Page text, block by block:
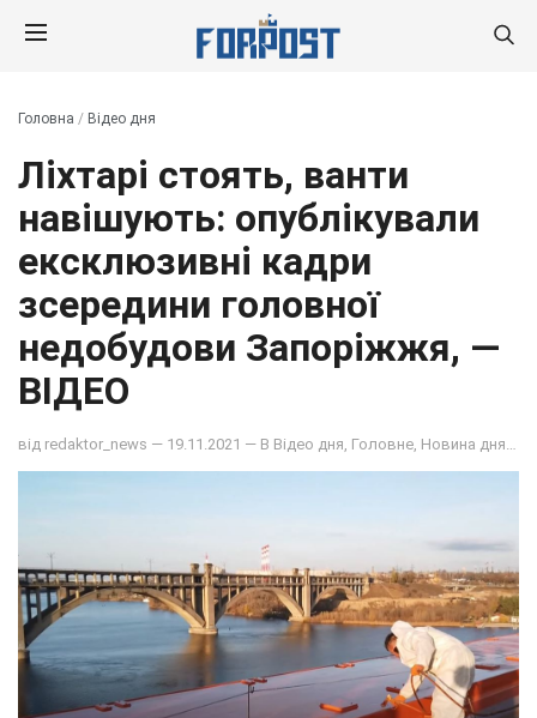
Головна / Відео дня
Ліхтарі стоять, ванти
навішують: опублікували
ексклюзивні кадри
зсередини головної
недобудови Запоріжжя, —
ВІДЕО
від redaktor_news — 19.11.2021 — В Відео дня Головне Новина дня